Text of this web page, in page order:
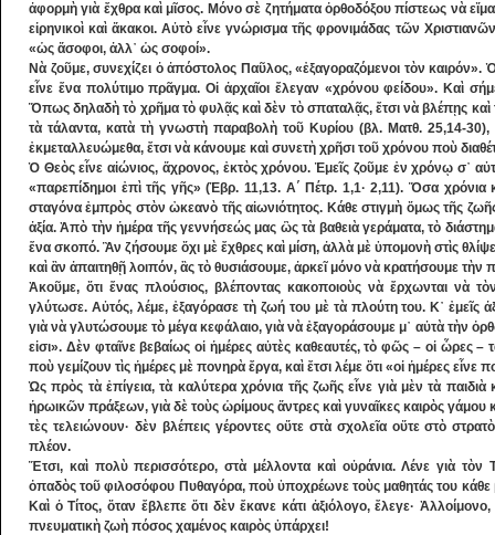
ἀφορμὴ γιὰ ἔχθρα καὶ μῖσος. Μόνο σὲ ζητήματα ὀρθοδόξου πίστεως νὰ
εἰ­ρηνικοὶ καὶ ἄκακοι. Αὐτὸ εἶνε γνώρισμα τῆς φρο­νι­μάδας τῶν
«ὡς ἄσοφοι, ἀλλ᾽ ὡς σοφοί».
Νὰ ζοῦμε, συνεχίζει ὁ ἀπόστολος Παῦλος, «ἐξαγοραζόμενοι τὸν καιρόν».
εἶνε ἕνα πολύτιμο πρᾶγμα. Οἱ ἀρχαῖοι ἔλεγαν «χρόνου φείδου». Καὶ
Ὅπως δηλαδὴ τὸ χρῆμα τὸ φυ­λᾷς καὶ δὲν τὸ σπαταλᾷς, ἔτσι νὰ βλέπῃς
τὰ τάλαν­τα, κατὰ τὴ γνωστὴ παραβολὴ τοῦ Κυ­ρίου (βλ. Ματθ. 25,14-30),
ἐκμεταλλευώμεθα, ἔτσι νὰ κάνουμε καὶ συνε­­τὴ χρῆσι τοῦ χρόνου ποὺ
Ὁ Θεὸς εἶνε αἰώνιος, ἄχρονος, ἐκτὸς χρόνου. Ἐμεῖς ζοῦμε ἐν χρόνῳ σ᾽
«παρε­πίδη­­μοι ἐπὶ τῆς γῆς» (Ἑβρ. 11,13. Α΄ Πέτρ. 1,1· 2,11). Ὅσα χρόνια
σταγόνα ἐμπρὸς στὸν ὠκεανὸ τῆς αἰωνιότη­τος. Κάθε στιγμὴ ὅ­μως τῆς
ἀξία. Ἀπὸ τὴν ἡ­μέρα τῆς γεννήσεώς μας ὣς τὰ βαθειὰ γεράματα, τὸ
ἕνα σκοπό. Ἂν ζήσουμε ὄχι μὲ ἔ­χθρες καὶ μίση, ἀλλὰ μὲ ὑπομονὴ στὶς
καὶ ἂν ἀπαιτηθῇ λοιπόν, ἂς τὸ θυσιά­σουμε, ἀρκεῖ μόνο νὰ κρατήσουμε τὴν
Ἀκοῦμε, ὅτι ἕνας πλούσιος, βλέποντας κακοποιοὺς νὰ ἔρχων­ται νὰ
γλύτωσε. Αὐτός, λέμε, ἐξα­γόρασε τὴ ζωή του μὲ τὰ πλούτη του. Κ᾽ ἐμεῖς
γιὰ νὰ γλυτώσουμε τὸ μέγα κεφάλαιο, γιὰ νὰ ἐξαγοράσουμε μ᾽ αὐ­τὰ τὴν
εἰσι». Δὲν φταῖνε βεβαίως οἱ ἡμέρες αὐτὲς καθεαυτές, τὸ φῶς – οἱ ὧρες –
ποὺ γεμίζουν τὶς ἡμέρες μὲ πονηρὰ ἔργα, καὶ ἔτσι λέμε ὅτι «οἱ ἡμέρες εἶνε
Ὡς πρὸς τὰ ἐπίγεια, τὰ καλύτερα χρόνια τῆς ζωῆς εἶ­νε γιὰ μὲν τὰ
ἡρωικῶν πράξεων, γιὰ δὲ τοὺς ὡρίμους ἄντρες καὶ γυναῖ­κες καιρὸς γά­μου
τὲς τελειώνουν· δὲν βλέπεις γέροντες οὔτε στὰ σχολεῖα οὔτε στὸ
πλέον.
Ἔτσι, καὶ πολὺ περισσότερο, στὰ μέλλον­τα καὶ οὐράνια. Λένε γιὰ τὸν
ὀπαδὸς τοῦ φι­λοσόφου Πυθαγόρα, ποὺ ὑποχρέωνε τοὺς μαθητάς του κάθε
Καὶ ὁ Τίτος, ὅταν ἔβλεπε ὅτι δὲν ἔκανε κάτι ἀξιόλογο, ἔλε­γε·
πνευματικὴ ζωὴ πόσος χαμένος καιρὸς ὑπάρχει!